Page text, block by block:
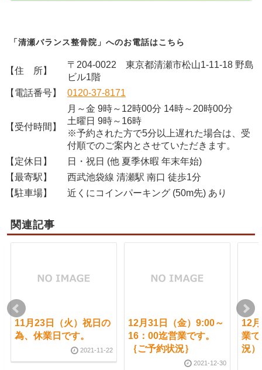
「清瀬バランス整骨院」へのお電話はこちら
【住 所】
〒204-0022 東京都清瀬市松山1-11-18 野島
ビル1階
【電話番号】
0120-37-8171
【受付時間】
月～金 9時～12時00分 14時～20時00分
土曜日 9時～16時
※予約された方で5分以上遅れた場合は、受
付順でのご案内とさせていただきます。
【定休日】
日・祝日 (他 夏季休暇 年末年始)
【最寄駅】
西武池袋線 清瀬駅 南口 徒歩1分
【駐車場】
近くにコインパーキング (50m先) あり
関連記事
11月23日（火）祝日の
為、休業日です。
2021-11-22
12月31日（金）9:00～
16：00迄営業です。
｛ご予約状況｝
2021-12-30
12
業
況）